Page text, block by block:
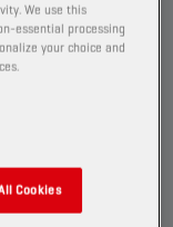
We use this
essential processing
your choice and
Cookies